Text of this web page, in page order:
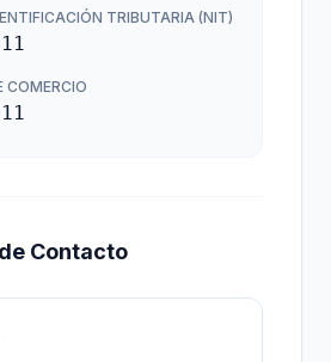
TRIBUTARIA (NIT)
COMERCIO
Contacto